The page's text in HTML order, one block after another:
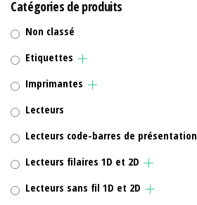
Catégories de produits
Non classé
Etiquettes
Imprimantes
Lecteurs
Lecteurs code-barres de présentation
Lecteurs filaires 1D et 2D
Lecteurs sans fil 1D et 2D